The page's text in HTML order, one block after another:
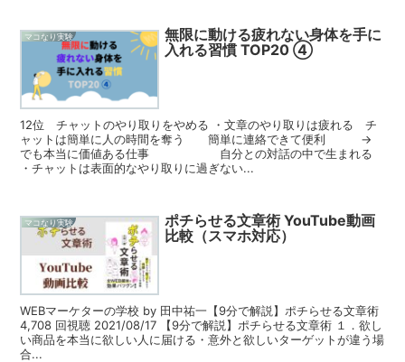
マコなり実験
無限に動ける疲れない身体を手に
入れる習慣 TOP20 ④
12位 チャットのやり取りをやめる ・文章のやり取りは疲れる チ
ャットは簡単に人の時間を奪う 簡単に連絡できて便利 →
でも本当に価値ある仕事 自分との対話の中で生まれる
・チャットは表面的なやり取りに過ぎない...
マコなり実験
ポチらせる文章術 YouTube動画
比較（スマホ対応）
WEBマーケターの学校 by 田中祐一【9分で解説】ポチらせる文章術
4,708 回視聴 2021/08/17 【9分で解説】ポチらせる文章術 １．欲し
い商品を本当に欲しい人に届ける・意外と欲しいターゲットが違う場
合...